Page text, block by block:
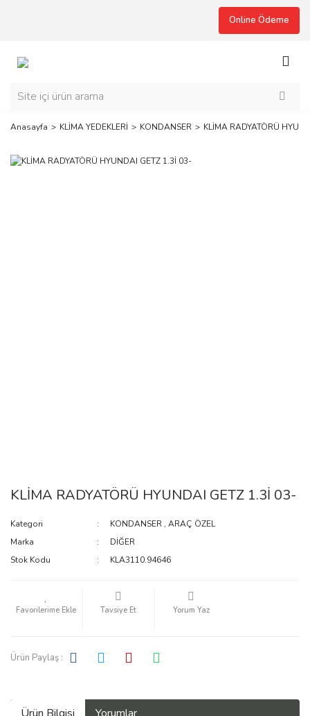
Online Ödeme
Anasayfa KLİMA YEDEKLERİ KONDANSER KLİMA RADYATÖRÜ
KLİMA RADYATÖRÜ HYUNDAI GETZ 1.3İ 03-
Kategori KONDANSER ,ARAÇ ÖZEL
Marka
DİĞER
Stok Kodu
KLA3110.94646
Tavsiye Et Yorum Yaz
Ürün Paylaş :